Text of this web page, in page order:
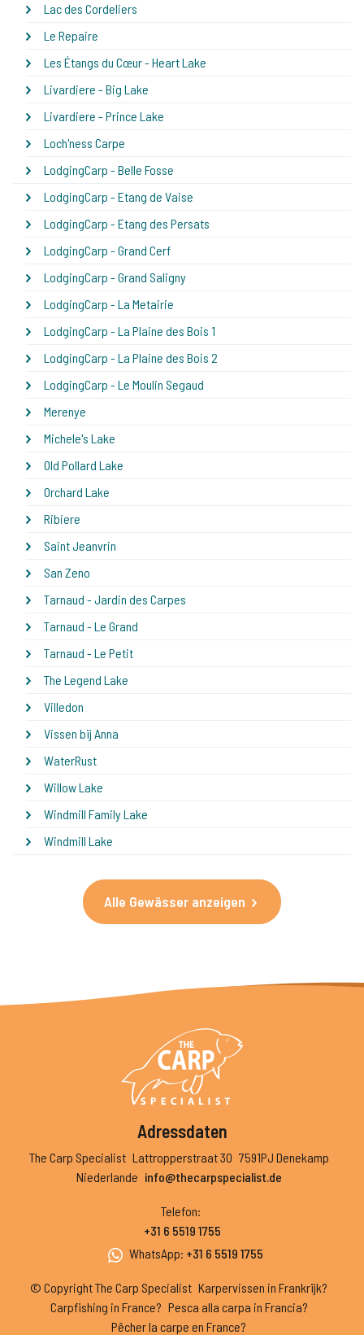
Lac des Cordeliers
Le Repaire
Les Étangs du Cœur - Heart Lake
Livardiere - Big Lake
Livardiere - Prince Lake
Loch'ness Carpe
LodgingCarp - Belle Fosse
LodgingCarp - Etang de Vaise
LodgingCarp - Etang des Persats
LodgingCarp - Grand Cerf
LodgingCarp - Grand Saligny
LodgingCarp - La Metairie
LodgingCarp - La Plaine des Bois 1
LodgingCarp - La Plaine des Bois 2
LodgingCarp - Le Moulin Segaud
Merenye
Michele's Lake
Old Pollard Lake
Orchard Lake
Ribiere
Saint Jeanvrin
San Zeno
Tarnaud - Jardin des Carpes
Tarnaud - Le Grand
Tarnaud - Le Petit
The Legend Lake
Villedon
Vissen bij Anna
WaterRust
Willow Lake
Windmill Family Lake
Windmill Lake
Alle Gewässer anzeigen
Adressdaten
The Carp Specialist Lattropperstraat 30 7591PJ Denekamp
Niederlande info@thecarpspecialist.de
Telefon:
+31 6 5519 1755
WhatsApp: +31 6 5519 1755
© Copyright The Carp Specialist Karpervissen in Frankrijk?
Carpfishing in France? Pesca alla carpa in Francia?
Pêcher la carpe en France?